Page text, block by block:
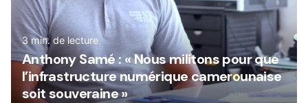
3 min. de lecture
Anthony Samé : « Nous militons pour que
l’infrastructure numérique camerounaise
soit souveraine »